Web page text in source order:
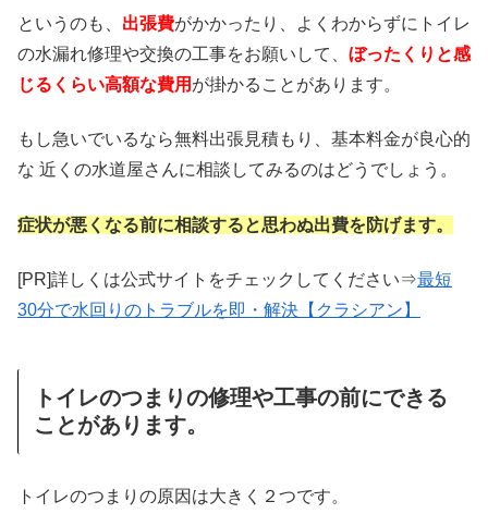
というのも、 出張費がかかったり、よくわからずにトイレ
の水漏れ修理や交換の工事をお願いして、 ぼったくりと感
じるくらい高額な費用 が掛かることがあります。
もし急いでいるなら無料出張見積もり、基本料金が良心的
な 近くの水道屋さんに相談してみるのはどうでしょう。
症状が悪くなる前に相談すると思わぬ出費を防げます。
[PR]詳しくは公式サイトをチェックしてください⇒最短
30分で水回りのトラブルを即・解決【クラシアン】
トイレのつまりの修理や工事の前にできる
ことがあります。
トイレのつまりの原因は大きく２つです。